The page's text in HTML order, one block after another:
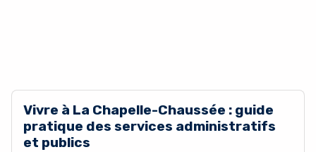
Vivre à La Chapelle-Chaussée : guide
pratique des services administratifs
et publics